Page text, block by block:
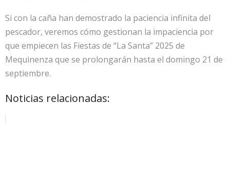
Si con la caña han demostrado la paciencia infinita del
pescador, veremos cómo gestionan la impaciencia por
que empiecen las Fiestas de “La Santa” 2025 de
Mequinenza que se prolongarán hasta el domingo 21 de
septiembre.
Noticias relacionadas: